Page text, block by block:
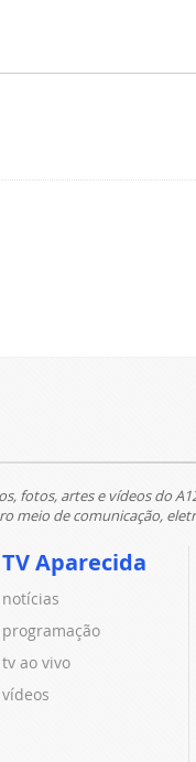
fotos, artes e vídeos do
meio de comunicação,
TV Aparecida
notícias
programação
tv ao vivo
vídeos